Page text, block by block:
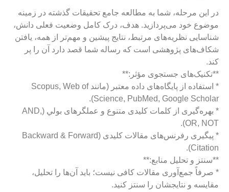
در این مرحله، شما به مطالعه جامع تحقیقات گذشته در زمینه
موضوع خود می‌پردازید. هدف، درک کامل وضعیت فعلی دانش،
شناسایی نظریه‌های مرتبط، نتایج پیشین و مهم‌تر از همه، یافتن
شکاف‌های پژوهشی است که رساله شما قصد دارد آن را پر
کند.
**تکنیک‌های جستجوی مؤثر:**
* استفاده از پایگاه‌های داده معتبر (مانند Scopus, Web of
Science, PubMed, Google Scholar).
* بهره‌گیری از کلمات کلیدی متنوع و عملگرهای بولي (AND,
OR, NOT).
* پیگیری رفرنس‌های مقالات کلیدی (Backward & Forward
Citation).
**سنتز و تحلیل منابع:**
* صرفاً جمع‌آوری مقالات کافی نیست؛ باید آن‌ها را تحلیل،
مقایسه و نتایجشان را سنتز کنید.